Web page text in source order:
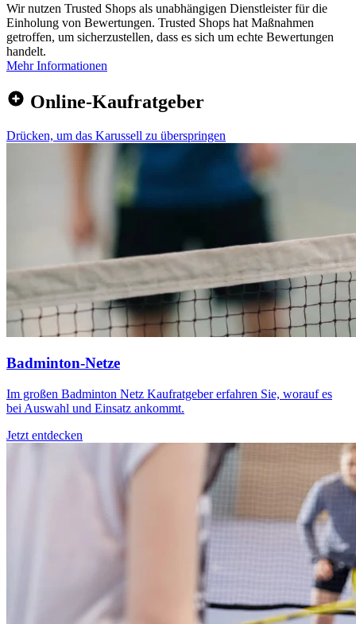
Wir nutzen Trusted Shops als unabhängigen Dienstleister für die
Einholung von Bewertungen. Trusted Shops hat Maßnahmen
getroffen, um sicherzustellen, dass es sich um echte Bewertungen
handelt.
Mehr Informationen
Online-Kaufratgeber
Drücken, um das Karussell zu überspringen
Badminton-Netze
Im großen Badminton Netz Kaufratgeber erfahren Sie, worauf es
bei Auswahl und Einsatz ankommt.
Jetzt entdecken